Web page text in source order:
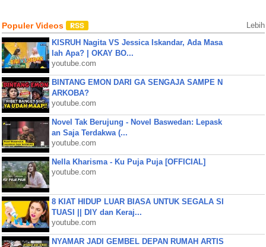
Populer Videos Lebih
KISRUH Nagita VS Jessica Iskandar, Ada Masa
lah Apa? | OKAY BO...
youtube.com
BINTANG EMON DARI GA SENGAJA SAMPE N
ARKOBA?
youtube.com
Novel Tak Berujung - Novel Baswedan: Lepask
an Saja Terdakwa (...
youtube.com
Nella Kharisma - Ku Puja Puja [OFFICIAL]
youtube.com
8 KIAT HIDUP LUAR BIASA UNTUK SEGALA SI
TUASI || DIY dan Keraj...
youtube.com
NYAMAR JADI GEMBEL DEPAN RUMAH ARTIS